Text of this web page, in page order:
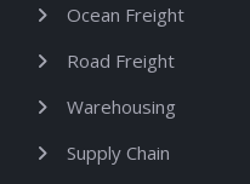
Ocean Freight
Road Freight
Warehousing
Supply Chain